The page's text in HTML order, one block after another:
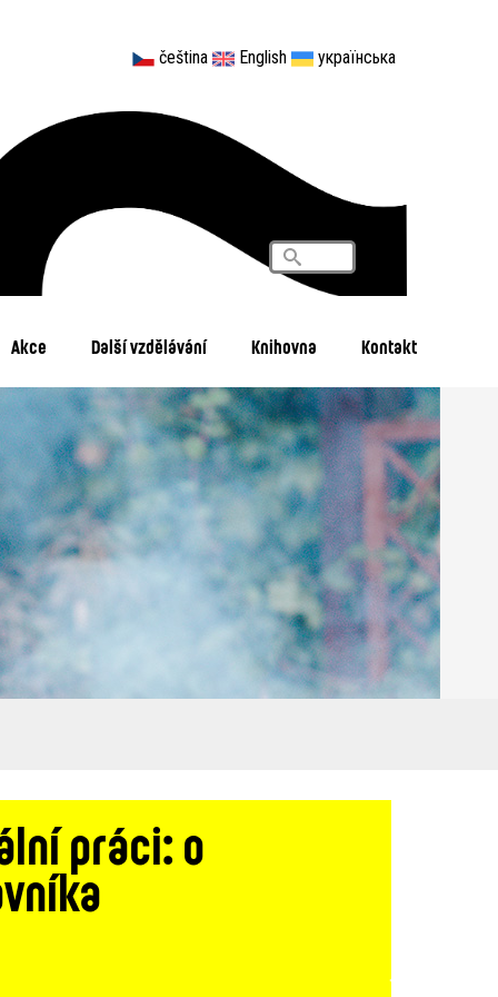
čeština English українська
Vyhledávání
Search
Akce Další vzdělávání Knihovna Kontakt
práci: o